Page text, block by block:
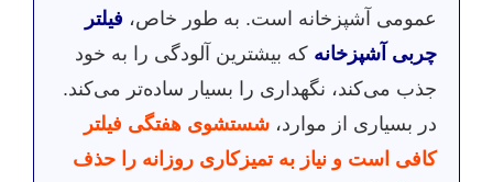
عمومی آشپزخانه است. به طور خاص، فیلتر
چربی آشپزخانه که بیشترین آلودگی را به خود
جذب می‌کند، نگهداری را بسیار ساده‌تر می‌کند.
در بسیاری از موارد، شستشوی هفتگی فیلتر
کافی است و نیاز به تمیزکاری روزانه را حذف